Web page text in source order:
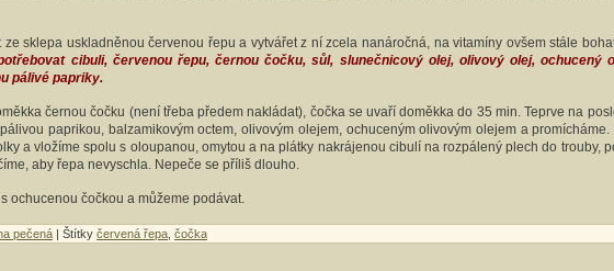
sklepa uskladněnou červenou řepu a vytvářet z ní zcela nanáročná, na vitamíny ovšem stále
cibuli, červenou řepu, černou čočku, sůl, slunečnicový olej, olivový olej, ochucený
pálivé papriky.
černou čočku (není třeba předem nakládat), čočka se uvaří doměkka do 35 min. Teprve na
paprikou, balzamikovým octem, olivovým olejem, ochuceným olivovým olejem a
a vložíme spolu s oloupanou, omytou a na plátky nakrájenou cibulí na rozpálený plech do trouby,
aby řepa nevyschla. Nepeče se příliš dlouho.
ochucenou čočkou a můžeme podávat.
pečená | Štítky červená řepa čočka